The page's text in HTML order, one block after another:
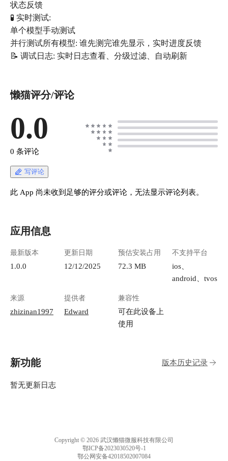
状态反馈
🧪 实时测试:
单个模型手动测试
并行测试所有模型: 谁先测完谁先显示，实时进度反馈
📝 调试日志: 实时日志查看、分级过滤、自动刷新
懒猫评分/评论
0.0
0 条评论
写评论
此 App 尚未收到足够的评分或评论，无法显示评论列表。
应用信息
最新版本
1.0.0
更新日期
12/12/2025
预估安装占用
72.3 MB
不支持平台
ios、
android、tvos
来源
zhizinan1997
提供者
Edward
兼容性
可在此设备上
使用
新功能 版本历史记录
暂无更新日志
Copyright © 2026 武汉懒猫微服科技有限公司
鄂ICP备2023030520号-1
鄂公网安备42018502007084